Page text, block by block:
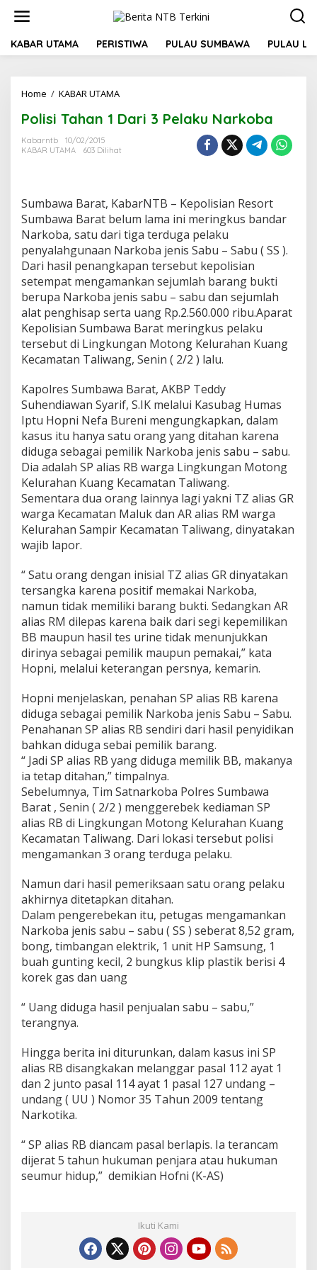
t
KABAR UTAMA PERISTIWA PULAU SUMBAWA PULAU
Home / KABAR UTAMA
l
s
i
a
n
1
D
r
i
3
P
e
a
k
N
a
r
k
o
b
a
Polisi Tahan 1 Dari 3 Pelaku Narkoba
Kabarntb
10/02/2015
KABAR UTAMA
603 Dilihat
Sumbawa Barat, KabarNTB – Kepolisian Resort
Sumbawa Barat belum lama ini meringkus bandar
Narkoba, satu dari tiga terduga pelaku
penyalahgunaan Narkoba jenis Sabu – Sabu ( SS ).
Dari hasil penangkapan tersebut kepolisian
setempat mengamankan sejumlah barang bukti
berupa Narkoba jenis sabu – sabu dan sejumlah
alat penghisap serta uang Rp.2.560.000 ribu.Aparat
Kepolisian Sumbawa Barat meringkus pelaku
tersebut di Lingkungan Motong Kelurahan Kuang
Kecamatan Taliwang, Senin ( 2/2 ) lalu.
Kapolres Sumbawa Barat, AKBP Teddy
Suhendiawan Syarif, S.IK melalui Kasubag Humas
Iptu Hopni Nefa Bureni mengungkapkan, dalam
kasus itu hanya satu orang yang ditahan karena
diduga sebagai pemilik Narkoba jenis sabu – sabu.
Dia adalah SP alias RB warga Lingkungan Motong
Kelurahan Kuang Kecamatan Taliwang.
Sementara dua orang lainnya lagi yakni TZ alias GR
warga Kecamatan Maluk dan AR alias RM warga
Kelurahan Sampir Kecamatan Taliwang, dinyatakan
wajib lapor.
“ Satu orang dengan inisial TZ alias GR dinyatakan
tersangka karena positif memakai Narkoba,
namun tidak memiliki barang bukti. Sedangkan AR
alias RM dilepas karena baik dari segi kepemilikan
BB maupun hasil tes urine tidak menunjukkan
dirinya sebagai pemilik maupun pemakai,” kata
Hopni, melalui keterangan persnya, kemarin.
Hopni menjelaskan, penahan SP alias RB karena
diduga sebagai pemilik Narkoba jenis Sabu – Sabu.
Penahanan SP alias RB sendiri dari hasil penyidikan
bahkan diduga sebai pemilik barang.
“ Jadi SP alias RB yang diduga memilik BB, makanya
ia tetap ditahan,” timpalnya.
Sebelumnya, Tim Satnarkoba Polres Sumbawa
Barat , Senin ( 2/2 ) menggerebek kediaman SP
alias RB di Lingkungan Motong Kelurahan Kuang
Kecamatan Taliwang. Dari lokasi tersebut polisi
mengamankan 3 orang terduga pelaku.
Namun dari hasil pemeriksaan satu orang pelaku
akhirnya ditetapkan ditahan.
Dalam pengerebekan itu, petugas mengamankan
Narkoba jenis sabu – sabu ( SS ) seberat 8,52 gram,
bong, timbangan elektrik, 1 unit HP Samsung, 1
buah gunting kecil, 2 bungkus klip plastik berisi 4
korek gas dan uang
“ Uang diduga hasil penjualan sabu – sabu,”
terangnya.
Hingga berita ini diturunkan, dalam kasus ini SP
alias RB disangkakan melanggar pasal 112 ayat 1
dan 2 junto pasal 114 ayat 1 pasal 127 undang –
undang ( UU ) Nomor 35 Tahun 2009 tentang
Narkotika.
“ SP alias RB diancam pasal berlapis. Ia terancam
dijerat 5 tahun hukuman penjara atau hukuman
seumur hidup,” demikian Hofni (K-AS)
Ikuti Kami